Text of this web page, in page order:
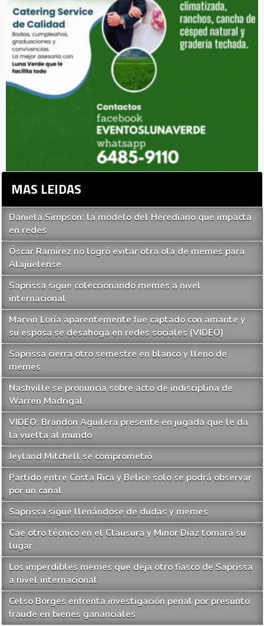
MAS LEIDAS
Daniela Simpson: la modelo del Herediano que impacta
en redes
Óscar Ramírez no logró evitar otra ola de memes para
Alajuelense
Saprissa sigue coleccionando memes a nivel
internacional
Marvin Loría aparentemente fue captado con amante y
su esposa se desahoga en redes sociales (VIDEO)
Saprissa cierra otro semestre en blanco y lleno de
memes
Nashville se pronuncia sobre acto de indisciplina de
Warren Madrigal
VIDEO: Brandon Aguilera presente en jugada que le da
la vuelta al mundo
Jeyland Mitchell se comprometió
Partido entre Costa Rica y Belice solo se podrá observar
por un canal
Saprissa sigue llenándose de dudas y memes
Cae otro técnico en el Clausura y Minor Díaz tomará su
lugar
Los imperdibles memes que deja otro fiasco de Saprissa
a nivel internacional
Celso Borges enfrenta investigación penal por presunto
fraude en bienes gananciales